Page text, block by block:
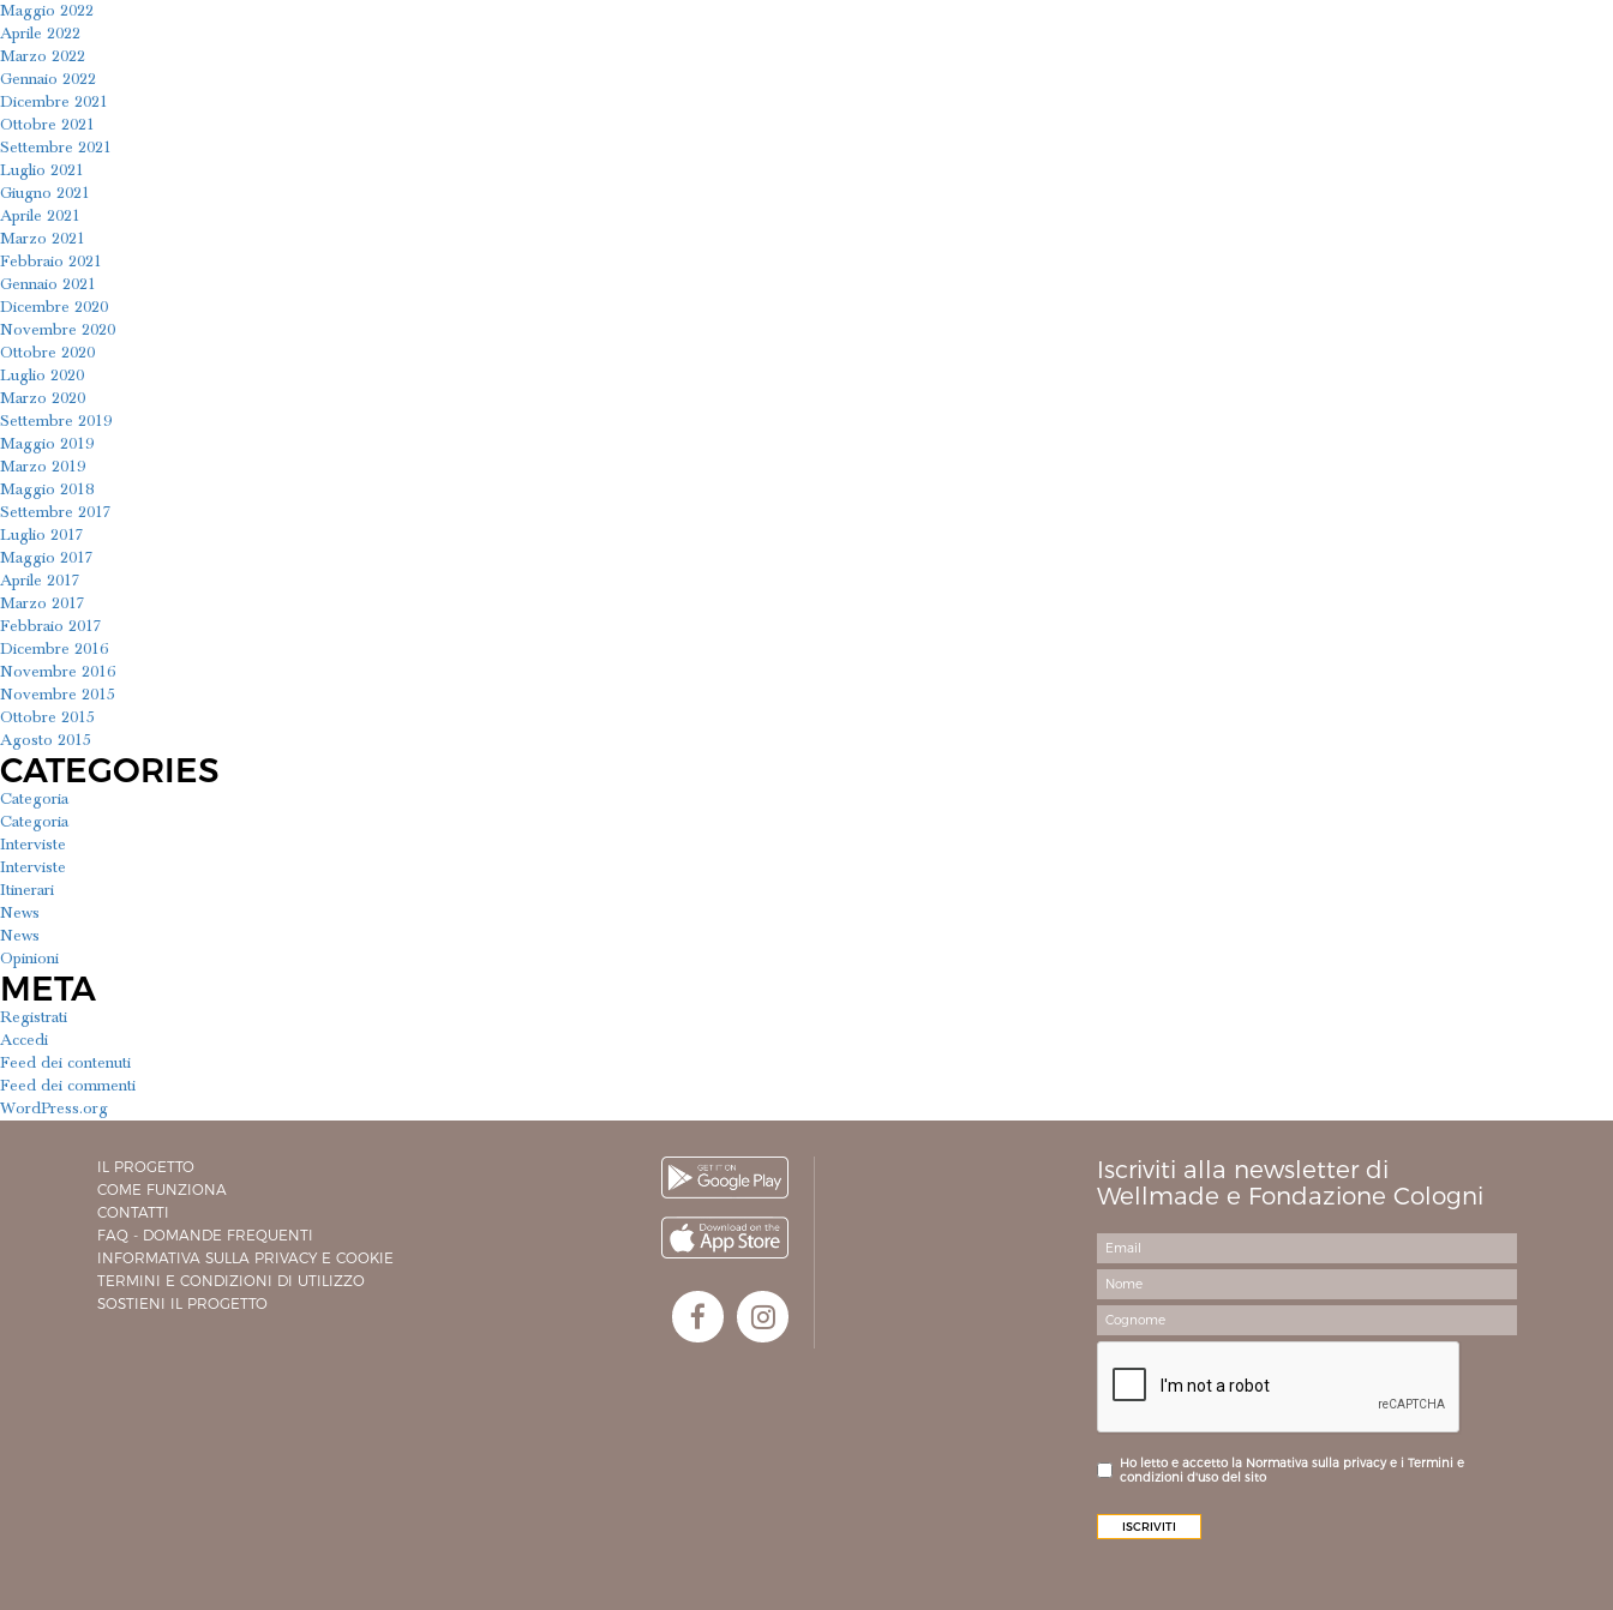
Maggio 2022
Aprile 2022
Marzo 2022
Gennaio 2022
Dicembre 2021
Ottobre 2021
Settembre 2021
Luglio 2021
Giugno 2021
Aprile 2021
Marzo 2021
Febbraio 2021
Gennaio 2021
Dicembre 2020
Novembre 2020
Ottobre 2020
Luglio 2020
Marzo 2020
Settembre 2019
Maggio 2019
Marzo 2019
Maggio 2018
Settembre 2017
Luglio 2017
Maggio 2017
Aprile 2017
Marzo 2017
Febbraio 2017
Dicembre 2016
Novembre 2016
Novembre 2015
Ottobre 2015
Agosto 2015
CATEGORIES
Categoria
Categoria
Interviste
Interviste
Itinerari
News
News
Opinioni
META
Registrati
Accedi
Feed dei contenuti
Feed dei commenti
WordPress.org
IL PROGETTO
COME FUNZIONA
CONTATTI
FAQ - DOMANDE FREQUENTI
INFORMATIVA SULLA PRIVACY E COOKIE
TERMINI E CONDIZIONI DI UTILIZZO
SOSTIENI IL PROGETTO
Iscriviti alla newsletter di
Wellmade e Fondazione Cologni
Ho letto e accetto la Normativa sulla privacy e i Termini e
condizioni d'uso del sito